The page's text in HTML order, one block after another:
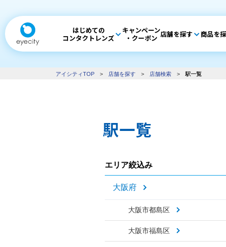
はじめての
コンタクトレンズ
キャンペーン
・クーポン 店舗を探す 商品を
アイシティTOP > 店舗を探す > 店舗検索 > 駅一覧
駅一覧
エリア絞込み
大阪府
大阪市都島区
大阪市福島区